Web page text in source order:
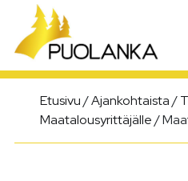
Päävalikko
Etusivu/Ajankohtaista/
Maatalousyrittäjälle/